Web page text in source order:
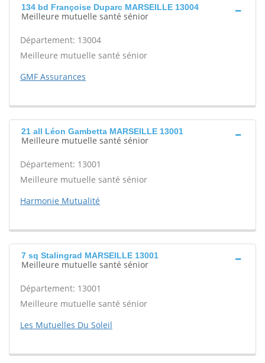
134 bd Françoise Duparc MARSEILLE 13004
Meilleure mutuelle santé sénior
Département: 13004
Meilleure mutuelle santé sénior
GMF Assurances
21 all Léon Gambetta MARSEILLE 13001
Meilleure mutuelle santé sénior
Département: 13001
Meilleure mutuelle santé sénior
Harmonie Mutualité
7 sq Stalingrad MARSEILLE 13001
Meilleure mutuelle santé sénior
Département: 13001
Meilleure mutuelle santé sénior
Les Mutuelles Du Soleil